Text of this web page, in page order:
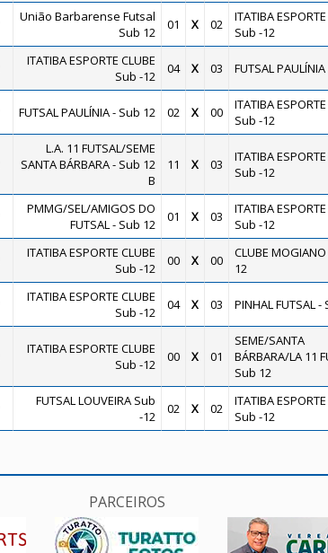
União Barbarense Futsal
Sub 12
01 X 02
ITATIBA
Sub -12
ITATIBA ESPORTE CLUBE
Sub -12
04 X 03 FUTSAL
FUTSAL PAULÍNIA - Sub 12 02 X 00
ITATIBA
Sub -12
L.A. 11 FUTSAL/SEME
SANTA BÁRBARA - Sub 12
B
11 X 03
ITATIBA
Sub -12
PMMG/SEL/AMIGOS DO
FUTSAL - Sub 12
01 X 03
ITATIBA
Sub -12
ITATIBA ESPORTE CLUBE
Sub -12
00 X 00
CLUBE
12
ITATIBA ESPORTE CLUBE
Sub -12
04 X 03 PINHAL FUTSAL -
ITATIBA ESPORTE CLUBE
Sub -12
00 X 01
SEME/SANTA
BÁRBARA/LA 11
Sub 12
FUTSAL LOUVEIRA Sub
-12
02 X 02
ITATIBA
Sub -12
PARCEIROS